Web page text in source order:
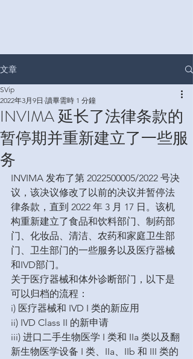
文章
INVIMA 延长了法律条款的
暂停期并重新建立了一些服
务
SVip
2022年3月9日 讀畢需時 1 分鐘
INVIMA 发布了第 2022500005/2022 号决
议，该决议修改了以前的决议并暂停法
律条款，直到 2022 年 3 月 17 日。该机
构重新建立了食品和饮料部门、制药部
门、化妆品、清洁、农药和家庭卫生部
门、卫生部门的一些服务以及医疗器械
和IVD部门。
关于医疗器械和体外诊断部门，以下是
可以归档的流程：
i) 医疗器械和 IVD I 类的新应用
ii) IVD Class II 的新申请
iii) 进口二手生物医学 I 类和 IIa 类以及翻
新生物医学设备 I 类、IIa、IIb 和 III 类的